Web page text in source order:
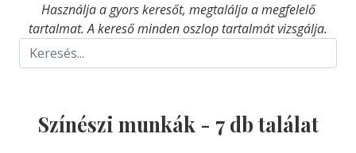
Használja a gyors keresőt, megtalálja a megfelelő
tartalmat. A kereső minden oszlop tartalmát vizsgálja.
Színészi munkák - 7db találat